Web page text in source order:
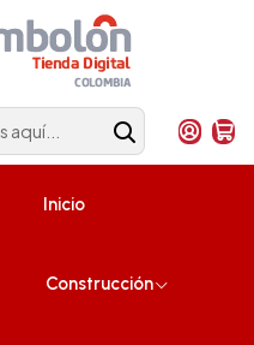
Inicio
Construcción
¡Compra ahora!
Azul 60cm x 39cm X 5cm